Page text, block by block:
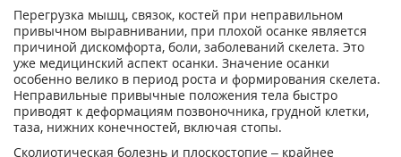
Перегрузка мышц, связок, костей при неправильном
привычном выравнивании, при плохой осанке является
причиной дискомфорта, боли, заболеваний скелета. Это
уже медицинский аспект осанки. Значение осанки
особенно велико в период роста и формирования скелета.
Неправильные привычные положения тела быстро
приводят к деформациям позвоночника, грудной клетки,
таза, нижних конечностей, включая стопы.
Сколиотическая болезнь и плоскостопие – крайнее